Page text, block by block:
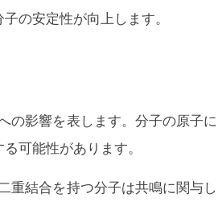
の安定性が向上します。
の影響を表します。分子の原子に
可能性があります。
重結合を持つ分子は共鳴に関与し